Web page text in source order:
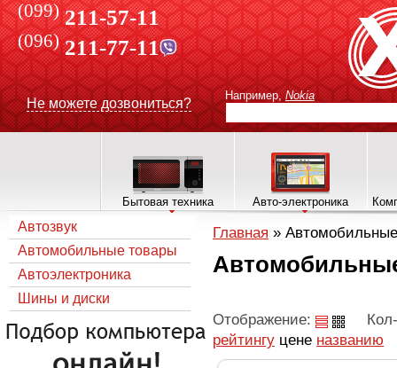
(099) 211-57-11
(096)211-77-11
Не можете дозвониться?
Например, Nokia
Бытовая техника Авто-электроника
Автозвук
Автомобильные товары
Автоэлектроника
Шины и диски
Главная »
Отображение:
рейтингу цене названию